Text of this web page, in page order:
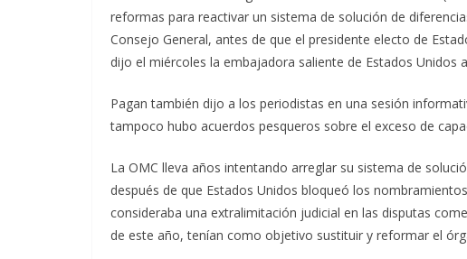
reformas para reactivar un sistema de solución de
Consejo General, antes de que el presidente electo de
dijo el miércoles la embajadora saliente de Estados Unidos
Pagan también dijo a los periodistas en una sesión
tampoco hubo acuerdos pesqueros sobre el exceso de
La OMC lleva años intentando arreglar su sistema de
después de que Estados Unidos bloqueó los
consideraba una extralimitación judicial en las disputas
de este año, tenían como objetivo sustituir y reformar el